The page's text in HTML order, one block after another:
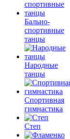
Бально-
спортивные
танцы
Народные
танцы
Спортивная
гимнастика
Степ